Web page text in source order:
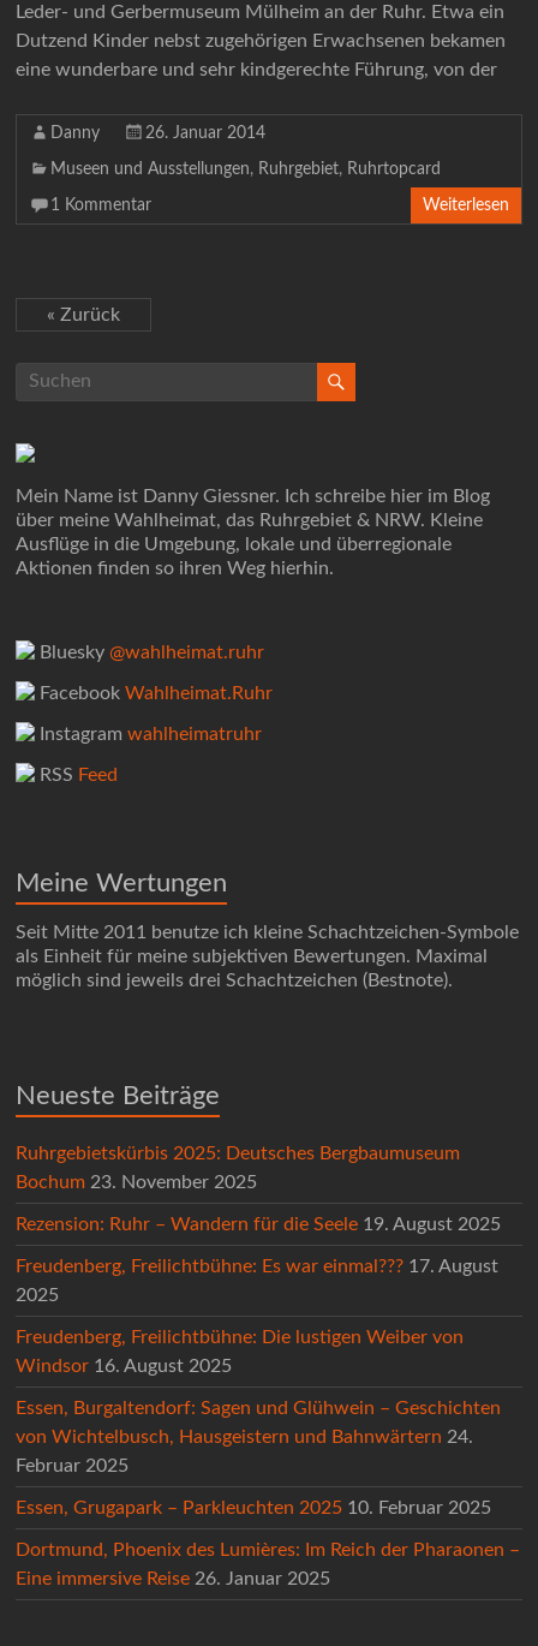
Leder- und Gerbermuseum Mülheim an der Ruhr. Etwa ein
Dutzend Kinder nebst zugehörigen Erwachsenen bekamen
eine wunderbare und sehr kindgerechte Führung, von der
Danny 26. Januar 2014
Museen und Ausstellungen, Ruhrgebiet, Ruhrtopcard
1 Kommentar Weiterlesen
« Zurück
Mein Name ist Danny Giessner. Ich schreibe hier im Blog
über meine Wahlheimat, das Ruhrgebiet & NRW. Kleine
Ausflüge in die Umgebung, lokale und überregionale
Aktionen finden so ihren Weg hierhin.
Bluesky@wahlheimat.ruhr
FacebookWahlheimat.Ruhr
Instagramwahlheimatruhr
RSS Feed
Meine Wertungen
Seit Mitte 2011 benutze ich kleine Schachtzeichen-Symbole
als Einheit für meine subjektiven Bewertungen. Maximal
möglich sind jeweils drei Schachtzeichen (Bestnote).
Neueste Beiträge
Ruhrgebietskürbis 2025: Deutsches Bergbaumuseum
Bochum 23. November 2025
Rezension: Ruhr – Wandern für die Seele 19. August 2025
Freudenberg, Freilichtbühne: Es war einmal??? 17. August
2025
Freudenberg, Freilichtbühne: Die lustigen Weiber von
Windsor 16. August 2025
Essen, Burgaltendorf: Sagen und Glühwein – Geschichten
von Wichtelbusch, Hausgeistern und Bahnwärtern 24.
Februar 2025
Essen, Grugapark – Parkleuchten 2025 10. Februar 2025
Dortmund, Phoenix des Lumières: Im Reich der Pharaonen –
Eine immersive Reise 26. Januar 2025